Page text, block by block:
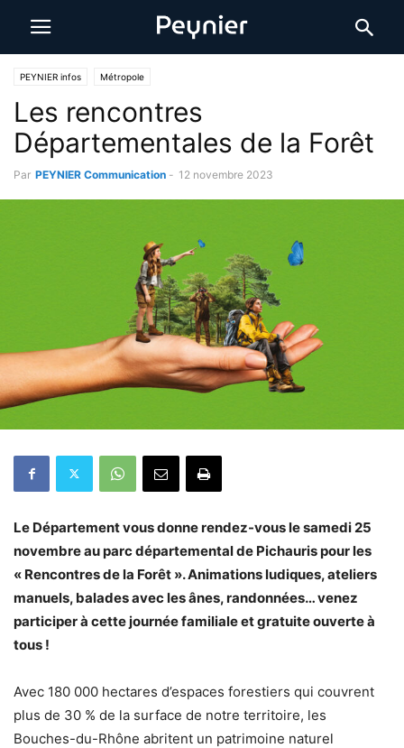
PEYNIER infos Métropole
Les rencontres
Départementales de la Forêt
Par PEYNIER Communication - 12 novembre 2023
Le Département vous donne rendez-vous le samedi 25
novembre au parc départemental de Pichauris pour les
« Rencontres de la Forêt ». Animations ludiques, ateliers
manuels, balades avec les ânes, randonnées… venez
participer à cette journée familiale et gratuite ouverte à
tous !
Avec 180 000 hectares d’espaces forestiers qui couvrent
plus de 30 % de la surface de notre territoire, les
Bouches-du-Rhône abritent un patrimoine naturel